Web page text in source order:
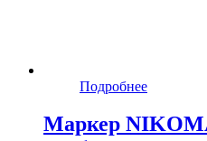
Подробнее
Маркер